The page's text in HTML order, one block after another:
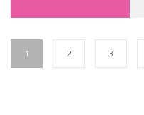
1 2 3